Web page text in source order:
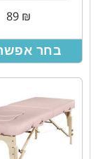
₪
בחר